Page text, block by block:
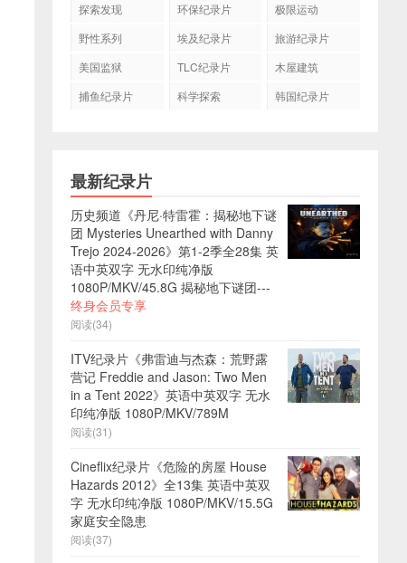
探索发现
环保纪录片
极限运动
野性系列
埃及纪录片
旅游纪录片
美国监狱
TLC纪录片
木屋建筑
捕鱼纪录片
科学探索 韩国纪录片
最新纪录片
历史频道《丹尼·特雷霍：揭秘地下谜
团 Mysteries Unearthed with Danny
Trejo 2024-2026》第1-2季全28集 英
语中英双字 无水印纯净版
1080P/MKV/45.8G 揭秘地下谜团---
终身会员专享
阅读(34)
ITV纪录片《弗雷迪与杰森：荒野露
营记 Freddie and Jason: Two Men
in a Tent 2022》英语中英双字 无水
印纯净版 1080P/MKV/789M
阅读(31)
Cineflix纪录片《危险的房屋 House
Hazards 2012》全13集 英语中英双
字 无水印纯净版 1080P/MKV/15.5G
家庭安全隐患
阅读(37)